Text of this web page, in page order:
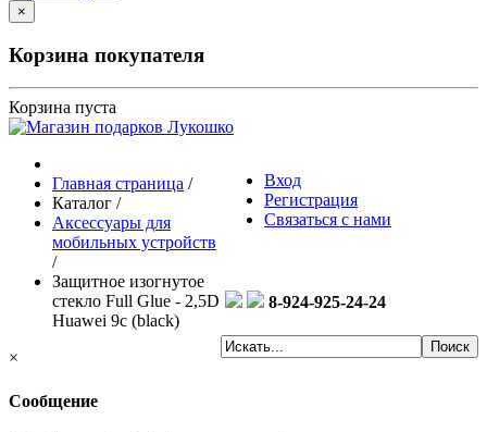
×
Корзина покупателя
Корзина пуста
Вход
Регистрация
Связаться с нами
8-924-925-24-24
Главная страница /
Каталог /
Аксессуары для
мобильных устройств
/
Защитное изогнутое
стекло Full Glue - 2,5D
Huawei 9c (black)
×
Сообщение